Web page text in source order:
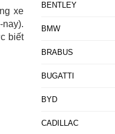
xe
biết
BENTLEY
BMW
BRABUS
BUGATTI
BYD
CADILLAC